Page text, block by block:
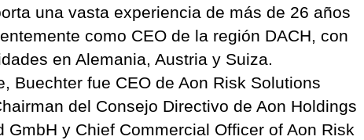
una vasta experiencia de más de 26 años
como CEO de la región DACH, con
en Alemania, Austria y Suiza.
Buechter fue CEO de Aon Risk Solutions
del Consejo Directivo de Aon Holdings
GmbH y Chief Commercial Officer of Aon Risk